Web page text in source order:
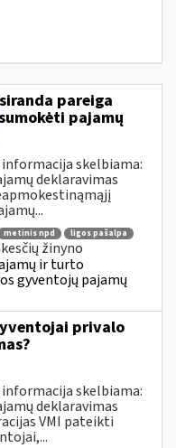
pareiga
pajamų
skelbiama:
deklaravimas
metinis npd
ligos pašalpa
žinyno
ir turto
gyventojų pajamų
privalo
skelbiama:
deklaravimas
VMI pateikti